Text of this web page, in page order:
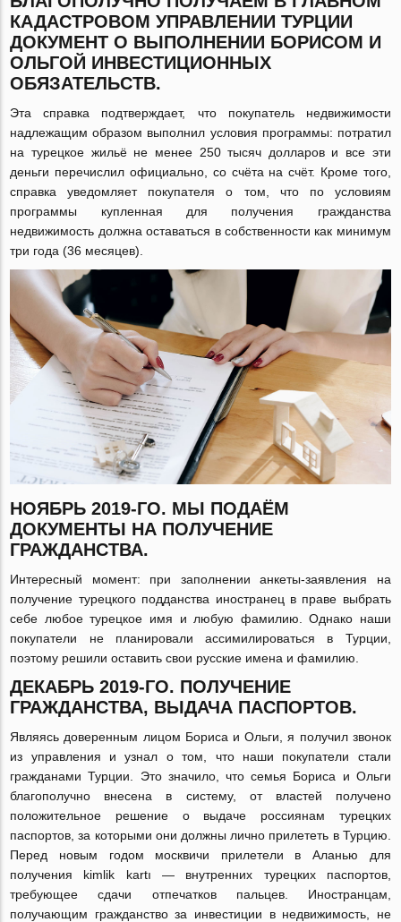
КАДАСТРОВОМ УПРАВЛЕНИИ ТУРЦИИ
ДОКУМЕНТ О ВЫПОЛНЕНИИ БОРИСОМ И
ОЛЬГОЙ ИНВЕСТИЦИОННЫХ
ОБЯЗАТЕЛЬСТВ.
Эта справка подтверждает, что покупатель недвижимости
надлежащим образом выполнил условия программы: потратил
на турецкое жильё не менее 250 тысяч долларов и все эти
деньги перечислил официально, со счёта на счёт. Кроме того,
справка уведомляет покупателя о том, что по условиям
программы купленная для получения гражданства
недвижимость должна оставаться в собственности как минимум
три года (36 месяцев).
НОЯБРЬ 2019-ГО. МЫ ПОДАЁМ
ДОКУМЕНТЫ НА ПОЛУЧЕНИЕ
ГРАЖДАНСТВА.
Интересный момент: при заполнении анкеты-заявления на
получение турецкого подданства иностранец в праве выбрать
себе любое турецкое имя и любую фамилию. Однако наши
покупатели не планировали ассимилироваться в Турции,
поэтому решили оставить свои русские имена и фамилию.
ДЕКАБРЬ 2019-ГО. ПОЛУЧЕНИЕ
ГРАЖДАНСТВА, ВЫДАЧА ПАСПОРТОВ.
Являясь доверенным лицом Бориса и Ольги, я получил звонок
из управления и узнал о том, что наши покупатели стали
гражданами Турции. Это значило, что семья Бориса и Ольги
благополучно внесена в систему, от властей получено
положительное решение о выдаче россиянам турецких
паспортов, за которыми они должны лично прилететь в Турцию.
Перед новым годом москвичи прилетели в Аланью для
получения kimlik kartı — внутренних турецких паспортов,
требующее сдачи отпечатков пальцев. Иностранцам,
получающим гражданство за инвестиции в недвижимость, не